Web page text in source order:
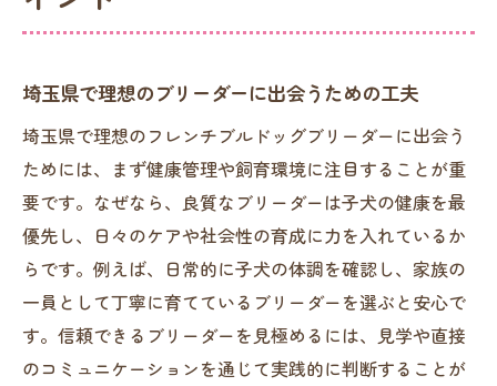
埼玉県で理想のブリーダーに出会うための工夫
埼玉県で理想のフレンチブルドッグブリーダーに出会う
ためには、まず健康管理や飼育環境に注目することが重
要です。なぜなら、良質なブリーダーは子犬の健康を最
優先し、日々のケアや社会性の育成に力を入れているか
らです。例えば、日常的に子犬の体調を確認し、家族の
一員として丁寧に育てているブリーダーを選ぶと安心で
す。信頼できるブリーダーを見極めるには、見学や直接
のコミュニケーションを通じて実践的に判断することが